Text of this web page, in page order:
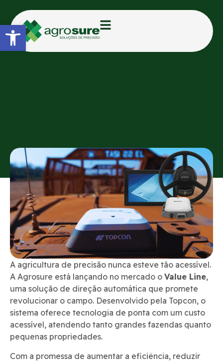
A agricultura de precisão nunca esteve tão acessível.
A Agrosure está lançando no mercado o Value Line,
uma solução de direção automática que promete
revolucionar o campo. Desenvolvido pela Topcon, o
sistema oferece tecnologia de ponta com um custo
acessível, atendendo tanto grandes fazendas quanto
pequenas propriedades.
Com a promessa de aumentar a eficiência, reduzir
Abrir a barra de ferramentas